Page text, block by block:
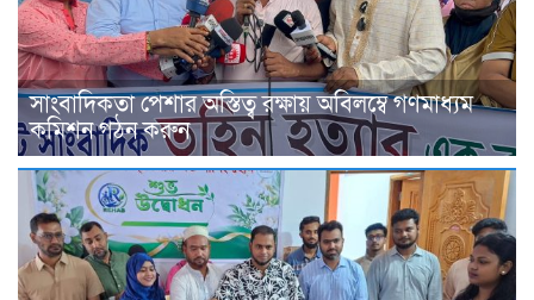
সাংবাদিকতা পেশার অস্তিত্ব রক্ষায় অবিলম্বে গণমাধ্যম
কমিশন গঠন করুন